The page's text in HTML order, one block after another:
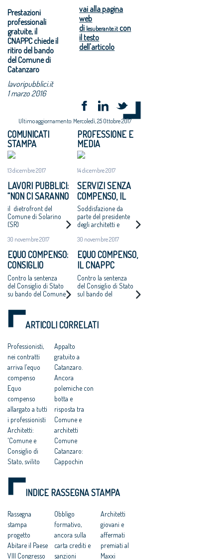
Prestazioni
professionali
gratuite, il
CNAPPC chiede il
ritiro del bando
del Comune di
Catanzaro
lavoripubblici.it
1 marzo 2016
vai alla pagina
web
di lesuberante.itcon
il testo
dell'articolo
Ultimo aggiornamento: Mercoledì, 25 Ottobre 2017
COMUNICATI
STAMPA
13 dicembre 2017
LAVORI PUBBLICI:
“NON CI SARANNO
ALTRI ‘CASI
CATANZARO’ - MAI
PIÙ INCARICHI DI
PROGETTAZIONE
AD UN EURO”
il dietrofront del
Comune di Solarino
(SR)
30 novembre 2017
EQUO COMPENSO:
CONSIGLIO
NAZIONALE
ARCHITETTI
RICORRE ALLA
CORTE EUROPEA
DEI DIRITTI
DELL’UOMO
Contro la sentenza
del Consiglio di Stato
su bando del Comune
Cappochin “è una
pericolosa istigazione
a delinquere”
una competitività
basata su
fondamentalismi
monetari e finalizzata
a tutelare gli interessi
dei grandi gruppi
finanziari”
PROFESSIONE E
MEDIA
14 dicembre 2017
SERVIZI SENZA
COMPENSO, IL
COMUNE DI
SOLARINO RITIRA
I BANDI DI
PROGETTAZIONE
A UN EURO
Soddisfazione da
parte del presidente
degli architetti e
bando di Catanzaro si
all'aggiudicazione
30 novembre 2017
EQUO COMPENSO,
IL CNAPPC
RICORRE ALLA
CORTE EUROPEA
DEI DIRITTI
Contro la sentenza
del Consiglio di Stato
sul bando del
Piano Strutturale
ARTICOLI CORRELATI
Professionisti,
nei contratti
arriva l’equo
compenso
Equo
compenso
allargato a tutti
i professionisti
Architetti:
'Comune e
Consiglio di
Stato, svilito
pubblico'
Catanzaro:
Consiglio di
Stato hanno
svilito
l’interesse
pubblico”
Appalto
gratuito a
Catanzaro.
Ancora
polemiche con
botta e
risposta tra
Comune e
architetti
Comune
Catanzaro:
Cappochin
serie B”
Catanzaro:
“aberrante
sentenza del
Consiglio di
Stato che
INDICE RASSEGNA STAMPA
Rassegna
stampa
progetto
Abitare il Paese
VIII Congresso
Obbligo
formativo,
ancora sulla
carta crediti e
sanzioni
Architetti
giovani e
affermati
premiati al
Maxxi